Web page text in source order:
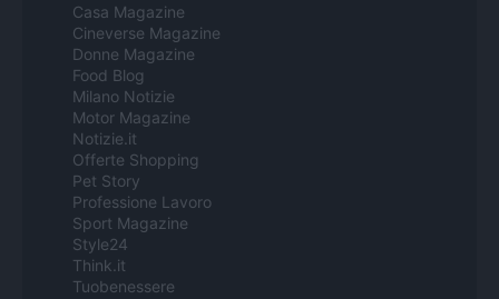
Casa Magazine
Cineverse Magazine
Donne Magazine
Food Blog
Milano Notizie
Motor Magazine
Notizie.it
Offerte Shopping
Pet Story
Professione Lavoro
Sport Magazine
Style24
Think.it
Tuobenessere